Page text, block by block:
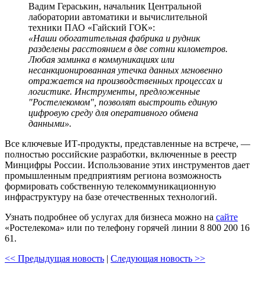
Вадим Гераськин, начальник Центральной
лаборатории автоматики и вычислительной
техники ПАО «Гайский ГОК»:
«Наши обогатительная фабрика и рудник
разделены расстоянием в две сотни километров.
Любая заминка в коммуникациях или
несанкционированная утечка данных мгновенно
отражается на производственных процессах и
логистике. Инструменты, предложенные
"Ростелекомом", позволят выстроить единую
цифровую среду для оперативного обмена
данными».
Все ключевые ИТ-продукты, представленные на встрече, —
полностью российские разработки, включенные в реестр
Минцифры России. Использование этих инструментов дает
промышленным предприятиям региона возможность
формировать собственную телекоммуникационную
инфраструктуру на базе отечественных технологий.
Узнать подробнее об услугах для бизнеса можно на сайте
«Ростелекома» или по телефону горячей линии 8 800 200 16
61.
<< Предыдущая новость | Следующая новость >>